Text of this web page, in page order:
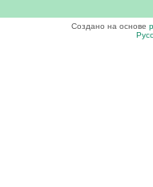
Создано на основе